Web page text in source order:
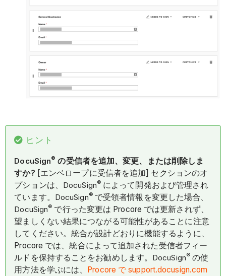
ヒント
DocuSign® の受信者を追加、変更、または削除しま
すか? [エンベロープに受信者を追加] セクションのオ
プションは、 DocuSign®によって開発および管理され
ています。 DocuSign®で受領者情報を変更した場合、
DocuSign® で行った変更は Procore では更新されず、
望ましくない結果につながる可能性があることに注意
してください。統合が設計どおりに機能するように、
Procore では、統合によって追加された受信者フィー
ルドを保持することをお勧めします。 DocuSign® の使
用方法を学ぶには、 Procore で support.docusign.com